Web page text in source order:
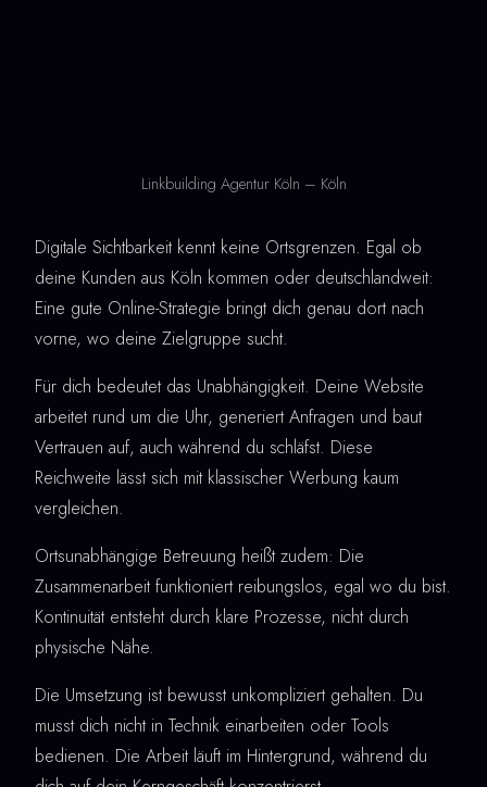
Linkbuilding Agentur Köln – Köln
Digitale Sichtbarkeit kennt keine Ortsgrenzen. Egal ob
deine Kunden aus Köln kommen oder deutschlandweit:
Eine gute Online-Strategie bringt dich genau dort nach
vorne, wo deine Zielgruppe sucht.
Für dich bedeutet das Unabhängigkeit. Deine Website
arbeitet rund um die Uhr, generiert Anfragen und baut
Vertrauen auf, auch während du schläfst. Diese
Reichweite lässt sich mit klassischer Werbung kaum
vergleichen.
Ortsunabhängige Betreuung heißt zudem: Die
Zusammenarbeit funktioniert reibungslos, egal wo du bist.
Kontinuität entsteht durch klare Prozesse, nicht durch
physische Nähe.
Die Umsetzung ist bewusst unkompliziert gehalten. Du
musst dich nicht in Technik einarbeiten oder Tools
bedienen. Die Arbeit läuft im Hintergrund, während du